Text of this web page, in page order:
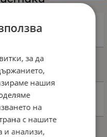
за да
нашия
на
с нашите
и анализи,